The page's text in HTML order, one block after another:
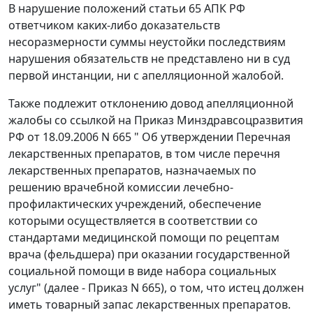
В нарушение положений статьи 65АПК РФ
ответчиком каких-либо доказательств
несоразмерности суммы неустойки последствиям
нарушения обязательств не представлено ни в суд
первой инстанции, ни с апелляционной жалобой.
Также подлежит отклонению довод апелляционной
жалобы со ссылкой на Приказ Минздравсоцразвития
РФ от 18.09.2006 N 665 " Об утверждении Перечная
лекарственных препаратов, в том числе перечня
лекарственных препаратов, назначаемых по
решению врачебной комиссии лечебно-
профилактических учреждений, обеспечение
которыми осуществляется в соответствии со
стандартами медицинской помощи по рецептам
врача (фельдшера) при оказании государственной
социальной помощи в виде набора социальных
услуг" (далее - Приказ N 665), о том, что истец должен
иметь товарный запас лекарственных препаратов.